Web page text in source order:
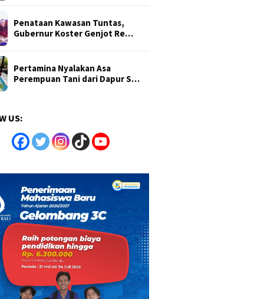
Penataan Kawasan Tuntas,
Gubernur Koster Genjot Re…
Pertamina Nyalakan Asa
Perempuan Tani dari Dapur S…
US: